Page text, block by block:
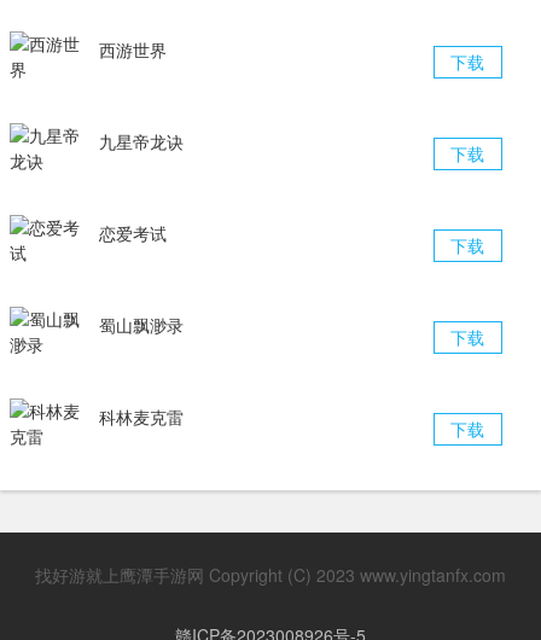
下载
西游世界
下载
九星帝龙诀
下载
恋爱考试
下载
蜀山飘渺录
下载
科林麦克雷
找好游就上鹰潭手游网 Copyright (C) 2023 www.yingtanfx.com
赣ICP备2023008926号-5